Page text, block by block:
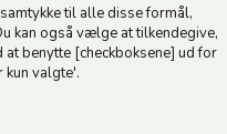
til alle disse formål,
kan også vælge at tilkendegive,
benytte [checkboksene] ud for
kun valgte'.